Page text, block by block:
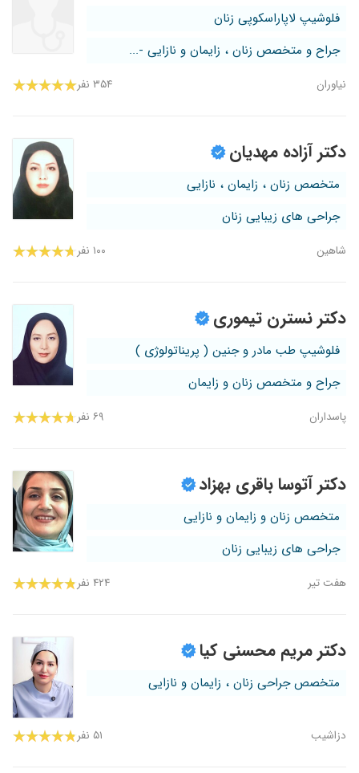
فلوشیپ لاپاراسکوپی زنان
جراح و متخصص زنان ، زایمان و نازایی -...
نیاوران ۳۵۴ نفر
دکتر آزاده مهدیان
متخصص زنان ، زایمان ، نازایی
جراحی های زیبایی زنان
شاهین ۱۰۰ نفر
دکتر نسترن تیموری
فلوشیپ طب مادر و جنین ( پریناتولوژی )
جراح و متخصص زنان و زایمان
پاسداران ۶۹ نفر
دکتر آتوسا باقری بهزاد
متخصص زنان و زایمان و نازایی
جراحی های زیبایی زنان
هفت تیر ۴۲۴ نفر
دکتر مریم محسنی کیا
متخصص جراحی زنان ، زایمان و نازایی
دزاشیب ۵۱ نفر